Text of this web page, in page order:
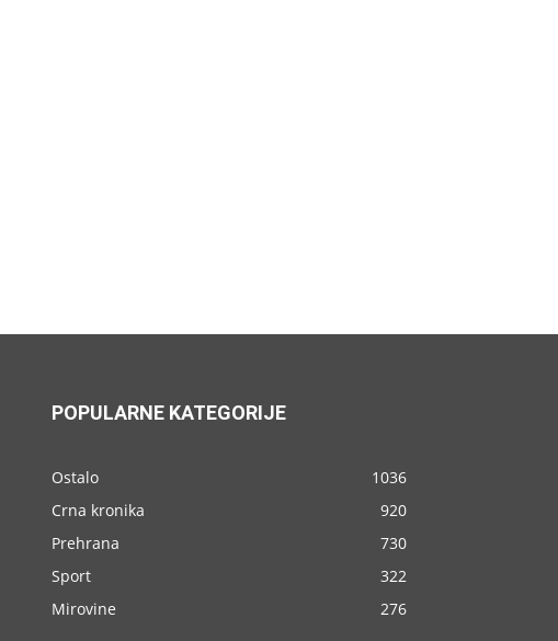
POPULARNE KATEGORIJE
Ostalo
1036
Crna kronika
920
Prehrana
730
Sport
322
Mirovine
276